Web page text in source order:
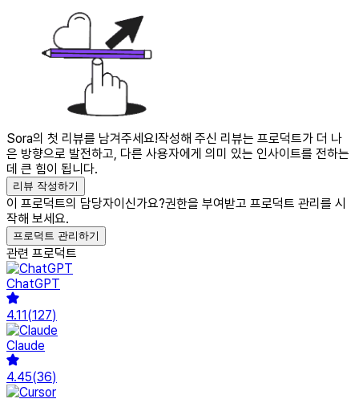
Sora의 첫 리뷰를 남겨주세요!작성해 주신 리뷰는 프로덕트가 더 나
은 방향으로 발전하고, 다른 사용자에게 의미 있는 인사이트를 전하는
데 큰 힘이 됩니다.
리뷰 작성하기
이 프로덕트의 담당자이신가요?권한을 부여받고 프로덕트 관리를 시
작해 보세요.
프로덕트 관리하기
관련 프로덕트
ChatGPT
4.11(127)
Claude
4.45(36)